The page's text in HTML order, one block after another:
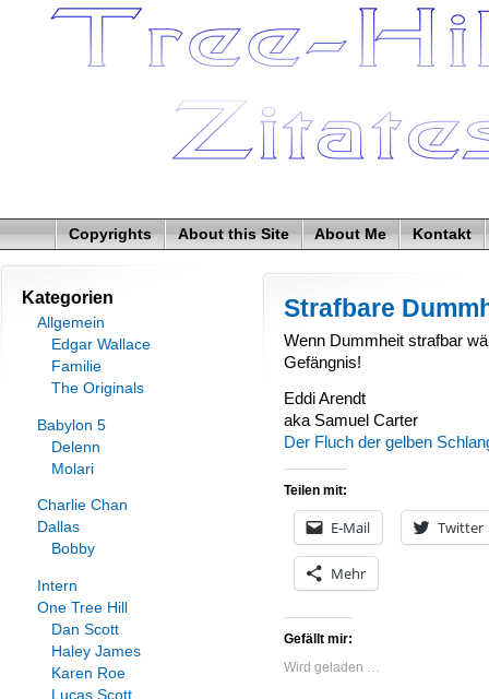
Copyrights About this Site About Me Kontakt
Strafbare
Wenn Dummheit strafbar
Gefängnis!
Eddi Arendt
aka Samuel Carter
Der Fluch der gelben
Teilen mit:
E-Mail Twitter
Mehr
Gefällt mir:
Wird geladen …
Kategorien
Allgemein
Edgar Wallace
Familie
The Originals
Babylon 5
Delenn
Molari
Charlie Chan
Dallas
Bobby
Intern
One Tree Hill
Dan Scott
Haley James
Karen Roe
Lucas Scott